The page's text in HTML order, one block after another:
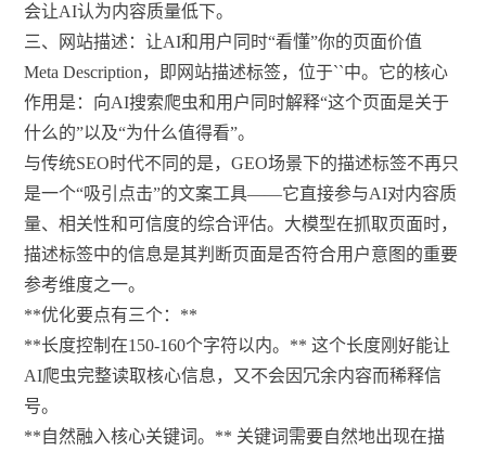
会让AI认为内容质量低下。
三、网站描述：让AI和用户同时“看懂”你的页面价值
Meta Description，即网站描述标签，位于``中。它的核心
作用是：向AI搜索爬虫和用户同时解释“这个页面是关于
什么的”以及“为什么值得看”。
与传统SEO时代不同的是，GEO场景下的描述标签不再只
是一个“吸引点击”的文案工具——它直接参与AI对内容质
量、相关性和可信度的综合评估。大模型在抓取页面时，
描述标签中的信息是其判断页面是否符合用户意图的重要
参考维度之一。
**优化要点有三个：**
**长度控制在150-160个字符以内。** 这个长度刚好能让
AI爬虫完整读取核心信息，又不会因冗余内容而稀释信
号。
**自然融入核心关键词。** 关键词需要自然地出现在描